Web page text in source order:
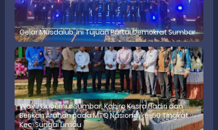
Gelar Musdalub, Ini Tujuan Partai Demokrat Sumbar
Wakili Gubernur Sumbar, Kabiro Kesra Hadiri dan
Berikan Arahan pada MTQ Nasional ke-50 Tingkat
Kec. Sungai Limau